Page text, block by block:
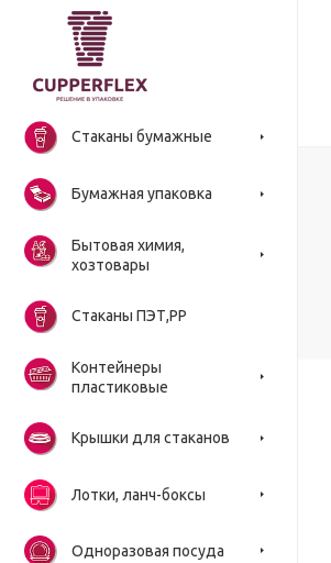
Стаканы бумажные
Бумажная упаковка
Бытовая химия,
хозтовары
Стаканы ПЭТ,РР
Контейнеры
пластиковые
Крышки для стаканов
Лотки, ланч-боксы
Одноразовая посуда